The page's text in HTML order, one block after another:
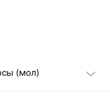
(мол)